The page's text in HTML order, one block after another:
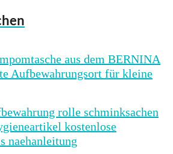
aus dem BERNINA
Aufbewahrungsort für kleine